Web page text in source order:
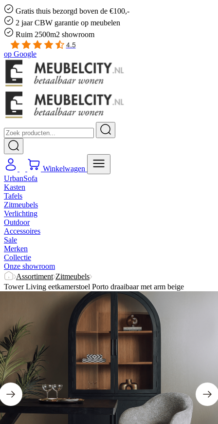
Gratis thuis bezorgd boven de €100,-
2 jaar CBW garantie op meubelen
Ruim 2500m2 showroom
4.5
op Google
Winkelwagen
UrbanSofa
Kasten
Tafels
Zitmeubels
Verlichting
Outdoor
Accessoires
Sale
Merken
Collectie
Onze showroom
Assortiment Zitmeubels
Tower Living eetkamerstoel Porto draaibaar met arm beige